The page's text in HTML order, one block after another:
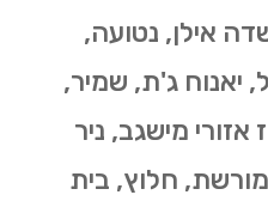
אילן, נטועה,
יאנוח ג'ת, שמיר,
מישגב, ניר
חלוץ, בית